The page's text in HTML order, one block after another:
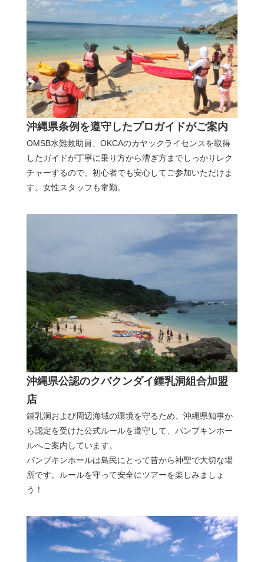
沖縄県条例を遵守したプロガイドがご案内
OMSB水難救助員、OKCAのカヤックライセンスを取得
したガイドが丁寧に乗り方から漕ぎ方までしっかりレク
チャーするので、初心者でも安心してご参加いただけま
す。女性スタッフも常勤。
沖縄県公認のクバクンダイ鍾乳洞組合加盟
店
鍾乳洞および周辺海域の環境を守るため、沖縄県知事か
ら認定を受けた公式ルールを遵守して、パンプキンホー
ルへご案内しています。
パンプキンホールは島民にとって昔から神聖で大切な場
所です。ルールを守って安全にツアーを楽しみましょ
う！